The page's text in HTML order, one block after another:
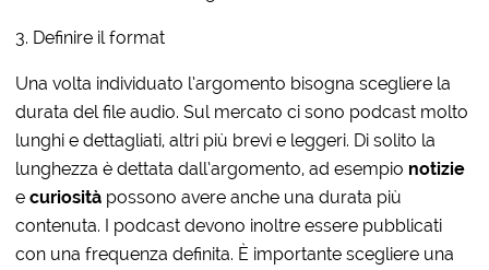
3. Definire il format
Una volta individuato l’argomento bisogna scegliere la
durata del file audio. Sul mercato ci sono podcast molto
lunghi e dettagliati, altri più brevi e leggeri. Di solito la
lunghezza è dettata dall’argomento, ad esempio notizie
ecuriosità possono avere anche una durata più
contenuta. I podcast devono inoltre essere pubblicati
con una frequenza definita. È importante scegliere una